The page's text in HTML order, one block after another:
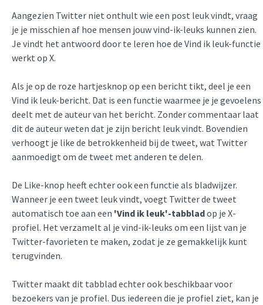
Aangezien Twitter niet onthult wie een post leuk vindt, vraag
je je misschien af hoe mensen jouw vind-ik-leuks kunnen zien.
Je vindt het antwoord door te leren hoe de Vind ik leuk-functie
werkt op X.
Als je op de roze hartjesknop op een bericht tikt, deel je een
Vind ik leuk-bericht. Dat is een functie waarmee je je gevoelens
deelt met de auteur van het bericht. Zonder commentaar laat
dit de auteur weten dat je zijn bericht leuk vindt. Bovendien
verhoogt je like de betrokkenheid bij de tweet, wat Twitter
aanmoedigt om de tweet met anderen te delen.
De Like-knop heeft echter ook een functie als bladwijzer.
Wanneer je een tweet leuk vindt, voegt Twitter de tweet
automatisch toe aan een 'Vind ik leuk'-tabbladop je X-
profiel. Het verzamelt al je vind-ik-leuks om een lijst van je
Twitter-favorieten te maken, zodat je ze gemakkelijk kunt
terugvinden.
Twitter maakt dit tabblad echter ook beschikbaar voor
bezoekers van je profiel. Dus iedereen die je profiel ziet, kan je